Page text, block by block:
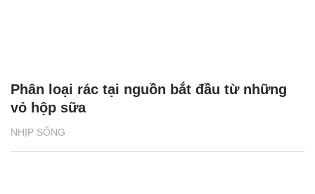
NHỊP SỐNG
Phân loại rác tại nguồn bắt đầu từ những
vỏ hộp sữa